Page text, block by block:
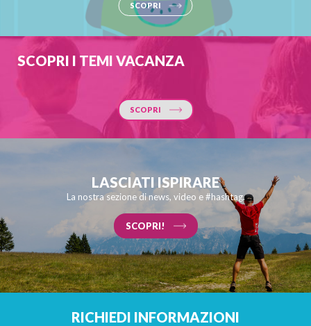
SCOPRI
SCOPRI I TEMI VACANZA
SCOPRI
LASCIATI ISPIRARE
La nostra sezione di news, video e #hashtag.
SCOPRI!
RICHIEDI INFORMAZIONI